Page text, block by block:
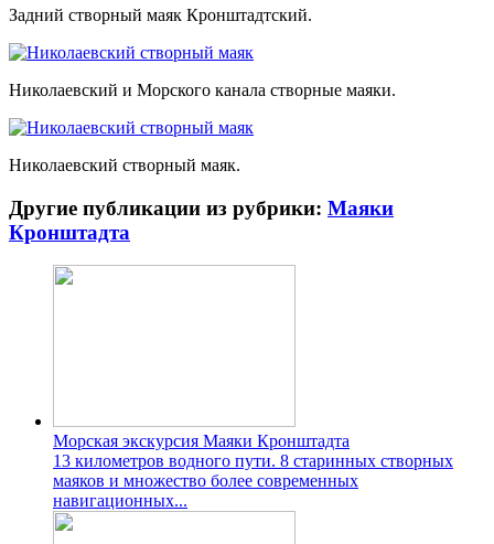
Задний створный маяк Кронштадтский.
Николаевский и Морского канала створные маяки.
Николаевский створный маяк.
Другие публикации из рубрики: Маяки
Кронштадта
Морская экскурсия Маяки Кронштадта
13 километров водного пути. 8 старинных створных
маяков и множество более современных
навигационных...